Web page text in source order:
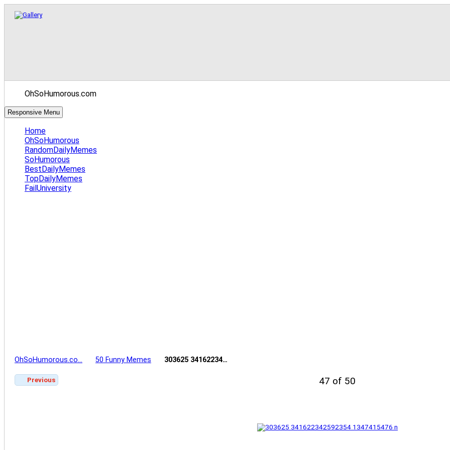
OhSoHumorous.com
Responsive Menu
Home
OhSoHumorous
RandomDailyMemes
SoHumorous
BestDailyMemes
TopDailyMemes
FailUniversity
OhSoHumorous.co… 50 Funny Memes 303625 34162234…
Previous 47 of 50